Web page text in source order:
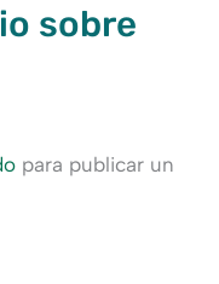
sobre
para publicar un